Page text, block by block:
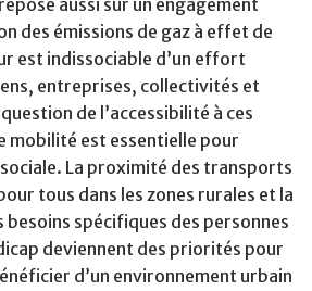
aussi sur un engagement
des émissions de gaz à effet de
est indissociable d’un effort
entreprises, collectivités et
de l’accessibilité à ces
mobilité est essentielle pour
La proximité des transports
tous dans les zones rurales et la
besoins spécifiques des personnes
deviennent des priorités pour
d’un environnement urbain